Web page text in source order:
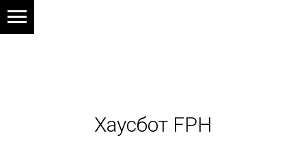
Хаусбот FPH